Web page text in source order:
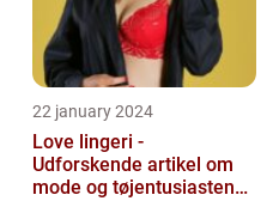
22 january 2024
Love lingeri -
Udforskende artikel om
mode og tøjentusiastens